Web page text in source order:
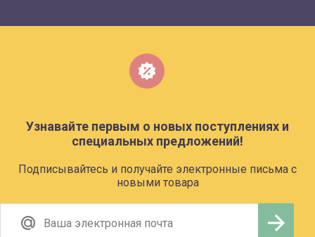
Узнавайте первым о новых поступлениях и
специальных предложений!
Подписывайтесь и получайте электронные письма с
новыми товара